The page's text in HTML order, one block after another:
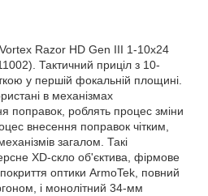
Vortex Razor HD Gen III 1-10x24
Тактичний приціл з 10-
у першій фокальній площині.
в механізмах
поправок, роблять процес зміни
внесення поправок чітким,
загалом. Такі
XD-скло об'єктива, фірмове
оптики ArmoTek, повний
і монолітний 34-мм